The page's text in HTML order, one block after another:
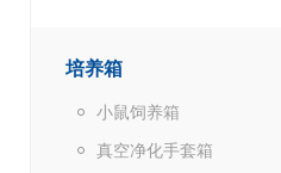
培养箱
小鼠饲养箱
真空净化手套箱